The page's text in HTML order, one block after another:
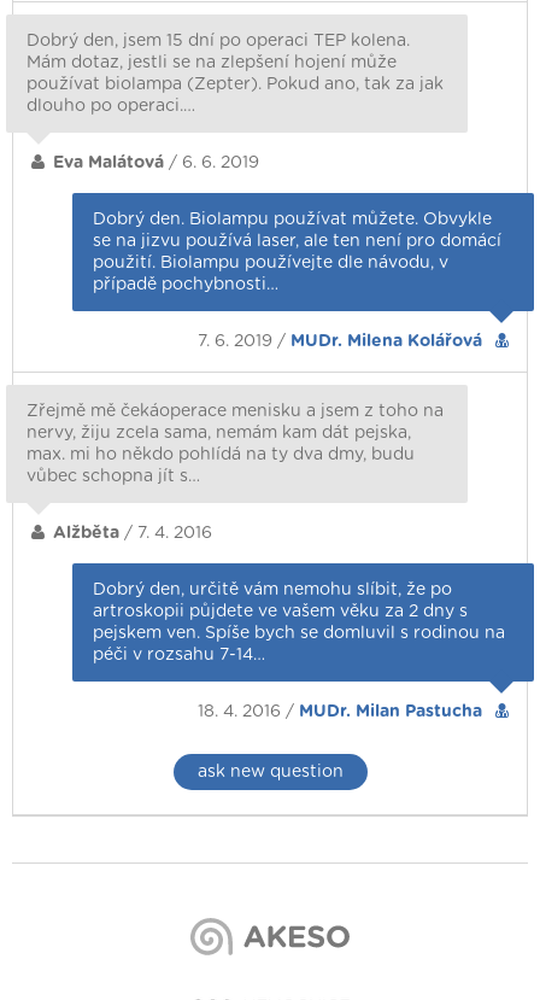
Dobrý den, jsem 15 dní po operaci TEP kolena.
Mám dotaz, jestli se na zlepšení hojení může
používat biolampa (Zepter). Pokud ano, tak za jak
dlouho po operaci.…
Eva Malátová / 6. 6. 2019
Dobrý den. Biolampu používat můžete. Obvykle
se na jizvu používá laser, ale ten není pro domácí
použití. Biolampu používejte dle návodu, v
případě pochybnosti…
7. 6. 2019 / MUDr. Milena Kolářová
Zřejmě mě čekáoperace menisku a jsem z toho na
nervy, žiju zcela sama, nemám kam dát pejska,
max. mi ho někdo pohlídá na ty dva dmy, budu
vůbec schopna jít s…
Alžběta / 7. 4. 2016
Dobrý den, určitě vám nemohu slíbit, že po
artroskopii půjdete ve vašem věku za 2 dny s
pejskem ven. Spíše bych se domluvil s rodinou na
péči v rozsahu 7-14…
18. 4. 2016 / MUDr. Milan Pastucha
ask new question